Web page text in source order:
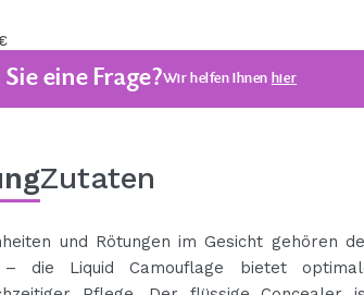
eine Frage?Wir helfen Ihnen hier
Zutaten
und Rötungen im Gesicht gehören
– die Liquid Camouflage bietet